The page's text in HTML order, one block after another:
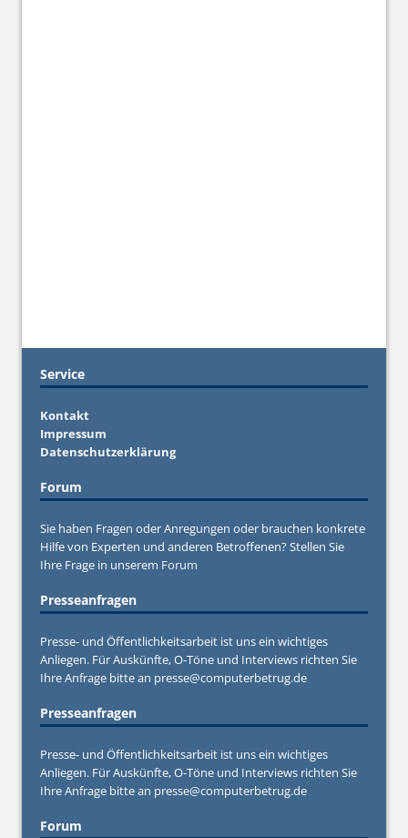
Service
Kontakt
Impressum
Datenschutzerklärung
Forum
Sie haben Fragen oder Anregungen oder brauchen konkrete
Hilfe von Experten und anderen Betroffenen? Stellen Sie
Ihre Frage in unserem Forum
Presseanfragen
Presse- und Öffentlichkeitsarbeit ist uns ein wichtiges
Anliegen. Für Auskünfte, O-Töne und Interviews richten Sie
Ihre Anfrage bitte an presse@computerbetrug.de
Presseanfragen
Presse- und Öffentlichkeitsarbeit ist uns ein wichtiges
Anliegen. Für Auskünfte, O-Töne und Interviews richten Sie
Ihre Anfrage bitte an presse@computerbetrug.de
Forum